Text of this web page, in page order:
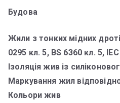
Будова
Жили з тонких мідних
0295 кл. 5, BS 6360 кл. 5,
Ізоляція жив із
Маркування жил
Кольори жив